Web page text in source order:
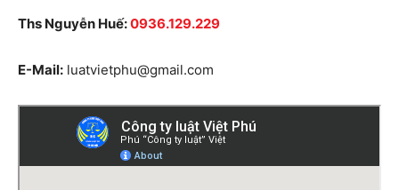
Ths Nguyễn Huế:0936.129.229
E-Mail: luatvietphu@gmail.com